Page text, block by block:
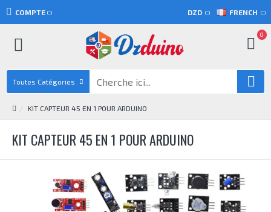
COMPTE DZD FRENCH
0
Toutes Catégories
KIT CAPTEUR 45 EN 1 POUR ARDUINO
KIT CAPTEUR 45 EN 1 POUR ARDUINO